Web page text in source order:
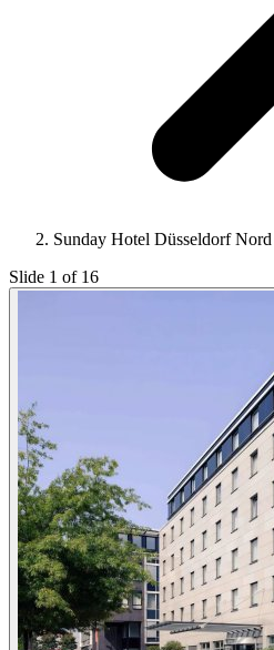
Sunday Hotel Düsseldorf Nord
Slide 1 of 16